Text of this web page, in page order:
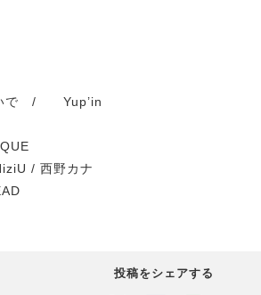
いで / Yup’in
/ 西野カナ
投稿をシェアする